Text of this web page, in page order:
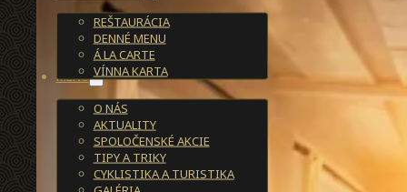
REŠTAURÁCIA
DENNÉ MENU
Á LA CARTE
VÍNNA KARTA
MENU
O NÁS
AKTUALITY
SPOLOČENSKÉ AKCIE
TIPY A TRIKY
CYKLISTIKA A TURISTIKA